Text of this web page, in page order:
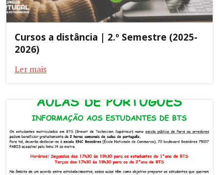
Cursos a distância | 2.º Semestre (2025-
2026)
Ler mais